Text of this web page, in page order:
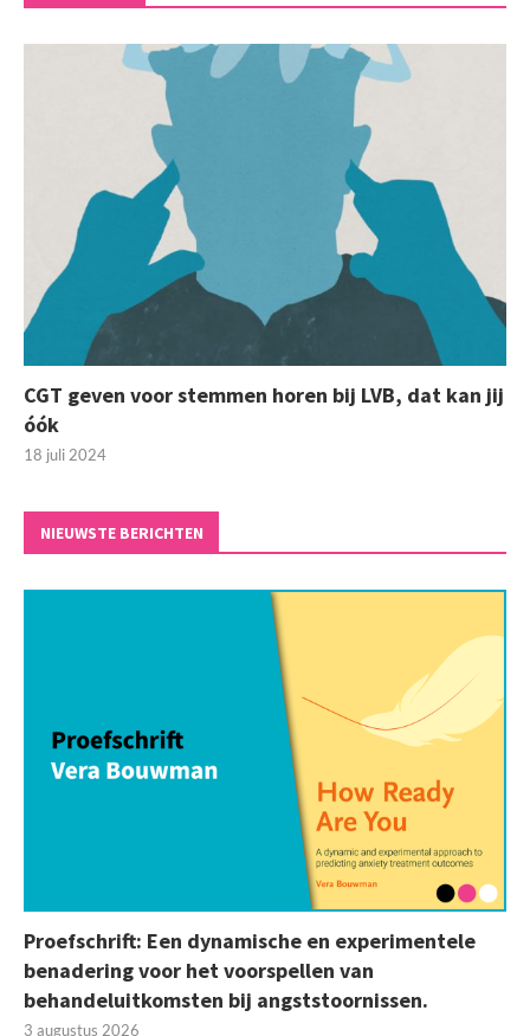
CGT geven voor stemmen horen bij LVB, dat kan jij
óók
18 juli 2024
NIEUWSTE BERICHTEN
Proefschrift: Een dynamische en experimentele
benadering voor het voorspellen van
behandeluitkomsten bij angststoornissen.
3 augustus 2026